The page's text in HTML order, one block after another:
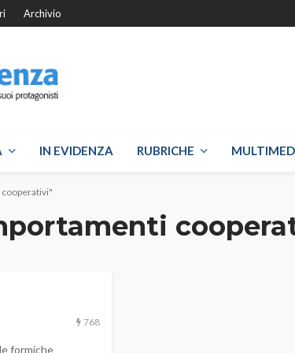
Archivio
IN EVIDENZA RUBRICHE
cooperativi"
768
formiche